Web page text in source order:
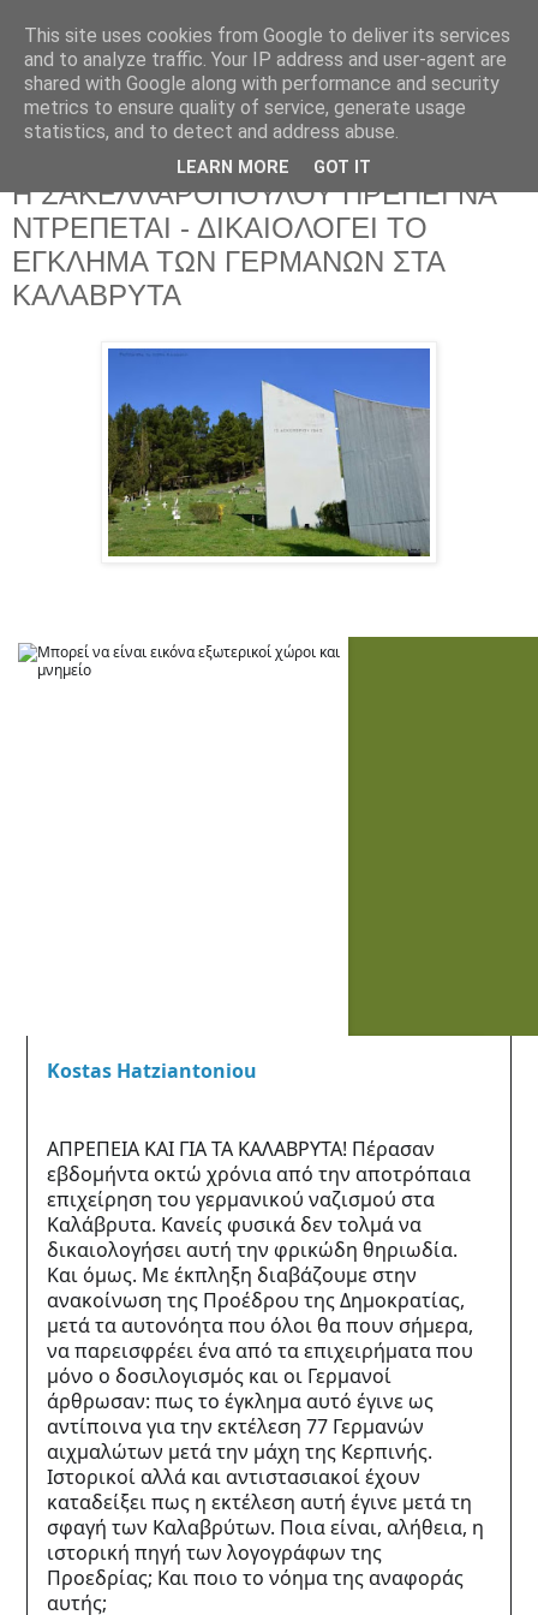
Δευτέρα 13 Δεκεμβρίου 2021
Η ΣΑΚΕΛΛΑΡΟΠΟΥΛΟΥ ΠΡΕΠΕΙ ΝΑ
ΝΤΡΕΠΕΤΑΙ - ΔΙΚΑΙΟΛΟΓΕΙ ΤΟ
ΕΓΚΛΗΜΑ ΤΩΝ ΓΕΡΜΑΝΩΝ ΣΤΑ
ΚΑΛΑΒΡΥΤΑ
Kostas Hatziantoniou
ΑΠΡΕΠΕΙΑ ΚΑΙ ΓΙΑ ΤΑ ΚΑΛΑΒΡΥΤΑ! Πέρασαν
εβδομήντα οκτώ χρόνια από την αποτρόπαια
επιχείρηση του γερμανικού ναζισμού στα
Καλάβρυτα. Κανείς φυσικά δεν τολμά να
δικαιολογήσει αυτή την φρικώδη θηριωδία.
Και όμως. Με έκπληξη διαβάζουμε στην
ανακοίνωση της Προέδρου της Δημοκρατίας,
μετά τα αυτονόητα που όλοι θα πουν σήμερα,
να παρεισφρέει ένα από τα επιχειρήματα που
μόνο ο δοσιλογισμός και οι Γερμανοί
άρθρωσαν: πως το έγκλημα αυτό έγινε ως
αντίποινα για την εκτέλεση 77 Γερμανών
αιχμαλώτων μετά την μάχη της Κερπινής.
Ιστορικοί αλλά και αντιστασιακοί έχουν
καταδείξει πως η εκτέλεση αυτή έγινε μετά τη
σφαγή των Καλαβρύτων. Ποια είναι, αλήθεια, η
ιστορική πηγή των λογογράφων της
Προεδρίας; Και ποιο το νόημα της αναφοράς
αυτής;
This site uses cookies from Google to deliver its services
and to analyze traffic. Your IP address and user-agent are
shared with Google along with performance and security
metrics to ensure quality of service, generate usage
statistics, and to detect and address abuse.
LEARN MORE GOT IT